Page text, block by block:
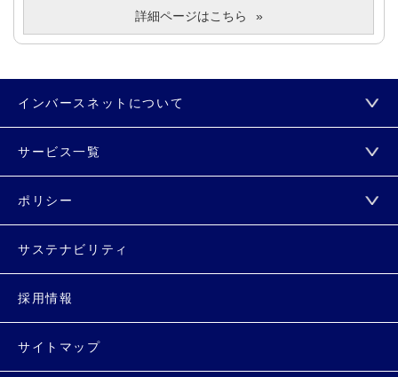
詳細ページはこちら
インバースネットについて
サービス一覧
ポリシー
サステナビリティ
採用情報
サイトマップ